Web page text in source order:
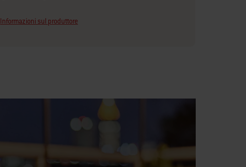
Informazioni sul produttore